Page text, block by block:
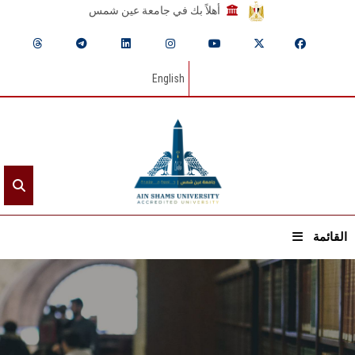
أهلاً بك في جامعة عين شمس
English
القائمة
الرئيسيـة
عن الجامعة